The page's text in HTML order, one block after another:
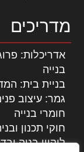
מדריכים
אדריכלות:
בנייה
בניית בית:
גמר: עיצוב
חומרי בנייה
חוקי תכנון
ליקויי בניה